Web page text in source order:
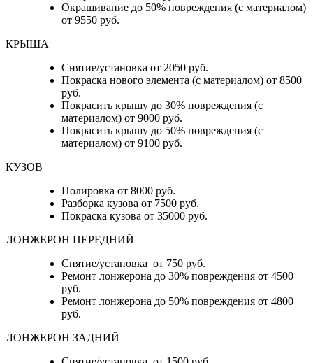
Окрашивание до 50% повреждения (с материалом)
от 9550 руб.
КРЫША
Снятие/установка от 2050 руб.
Покраска нового элемента (с материалом) от 8500
руб.
Покрасить крышу до 30% повреждения (с
материалом) от 9000 руб.
Покрасить крышу до 50% повреждения (с
материалом) от 9100 руб.
КУЗОВ
Полировка от 8000 руб.
Разборка кузова от 7500 руб.
Покраска кузова от 35000 руб.
ЛОНЖЕРОН ПЕРЕДНИЙ
Снятие/установка от 750 руб.
Ремонт лонжерона до 30% повреждения от 4500
руб.
Ремонт лонжерона до 50% повреждения от 4800
руб.
ЛОНЖЕРОН ЗАДНИЙ